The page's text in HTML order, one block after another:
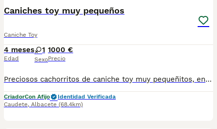
Caniches toy muy pequeños
Caniche Toy
4 meses
Edad
1
Sexo
1000 €
Precio
Preciosos cachorritos de caniche toy muy pequeñitos, en negro, apricot y chocolate, excelente calidad de pelo y magnífico carácter, gracias a su perfecta sociabilización, criados con niños. Desde 1300e
CriadorCon Afijo
Identidad Verificada
Caudete, Albacete (68.4km)